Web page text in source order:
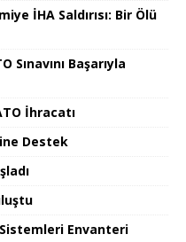
İHA Saldırısı: Bir Ölü
Başarıyla
İhracatı
Destek
Sistemleri Envanteri